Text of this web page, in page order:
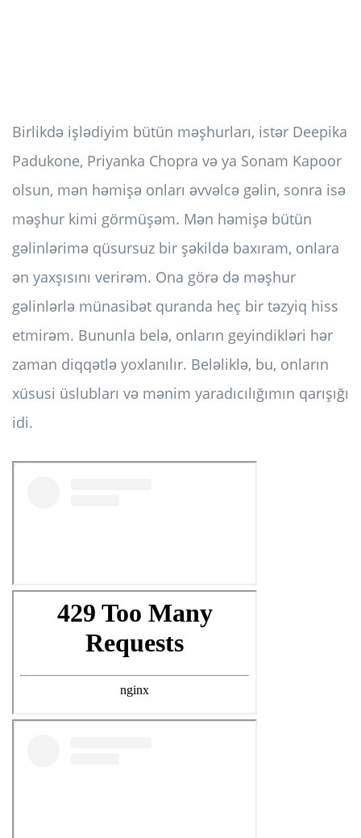
Birlikdə işlədiyim bütün məşhurları, istər Deepika
Padukone, Priyanka Chopra və ya Sonam Kapoor
olsun, mən həmişə onları əvvəlcə gəlin, sonra isə
məşhur kimi görmüşəm. Mən həmişə bütün
gəlinlərimə qüsursuz bir şəkildə baxıram, onlara
ən yaxşısını verirəm. Ona görə də məşhur
gəlinlərlə münasibət quranda heç bir təzyiq hiss
etmirəm. Bununla belə, onların geyindikləri hər
zaman diqqətlə yoxlanılır. Beləliklə, bu, onların
xüsusi üslubları və mənim yaradıcılığımın qarışığı
idi.